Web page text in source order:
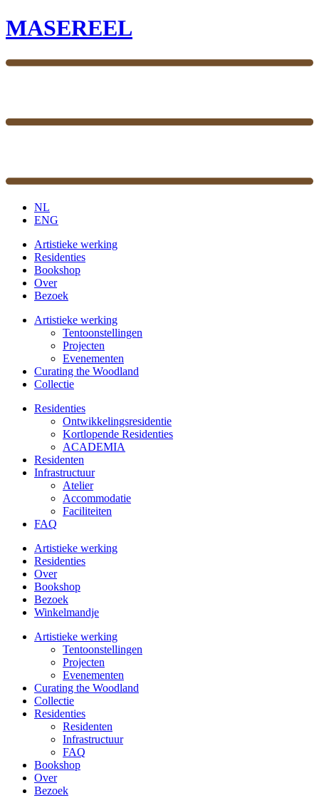
MASEREEL
NL
ENG
Artistieke werking
Residenties
Bookshop
Over
Bezoek
Artistieke werking
Tentoonstellingen
Projecten
Evenementen
Curating the Woodland
Collectie
Residenties
Ontwikkelings­residentie
Kortlopende Residenties
ACADEMIA
Residenten
Infrastructuur
Atelier
Accommodatie
Faciliteiten
FAQ
Artistieke werking
Residenties
Over
Bookshop
Bezoek
Winkelmandje
Artistieke werking
Tentoonstellingen
Projecten
Evenementen
Curating the Woodland
Collectie
Residenties
Residenten
Infrastructuur
FAQ
Bookshop
Over
Bezoek